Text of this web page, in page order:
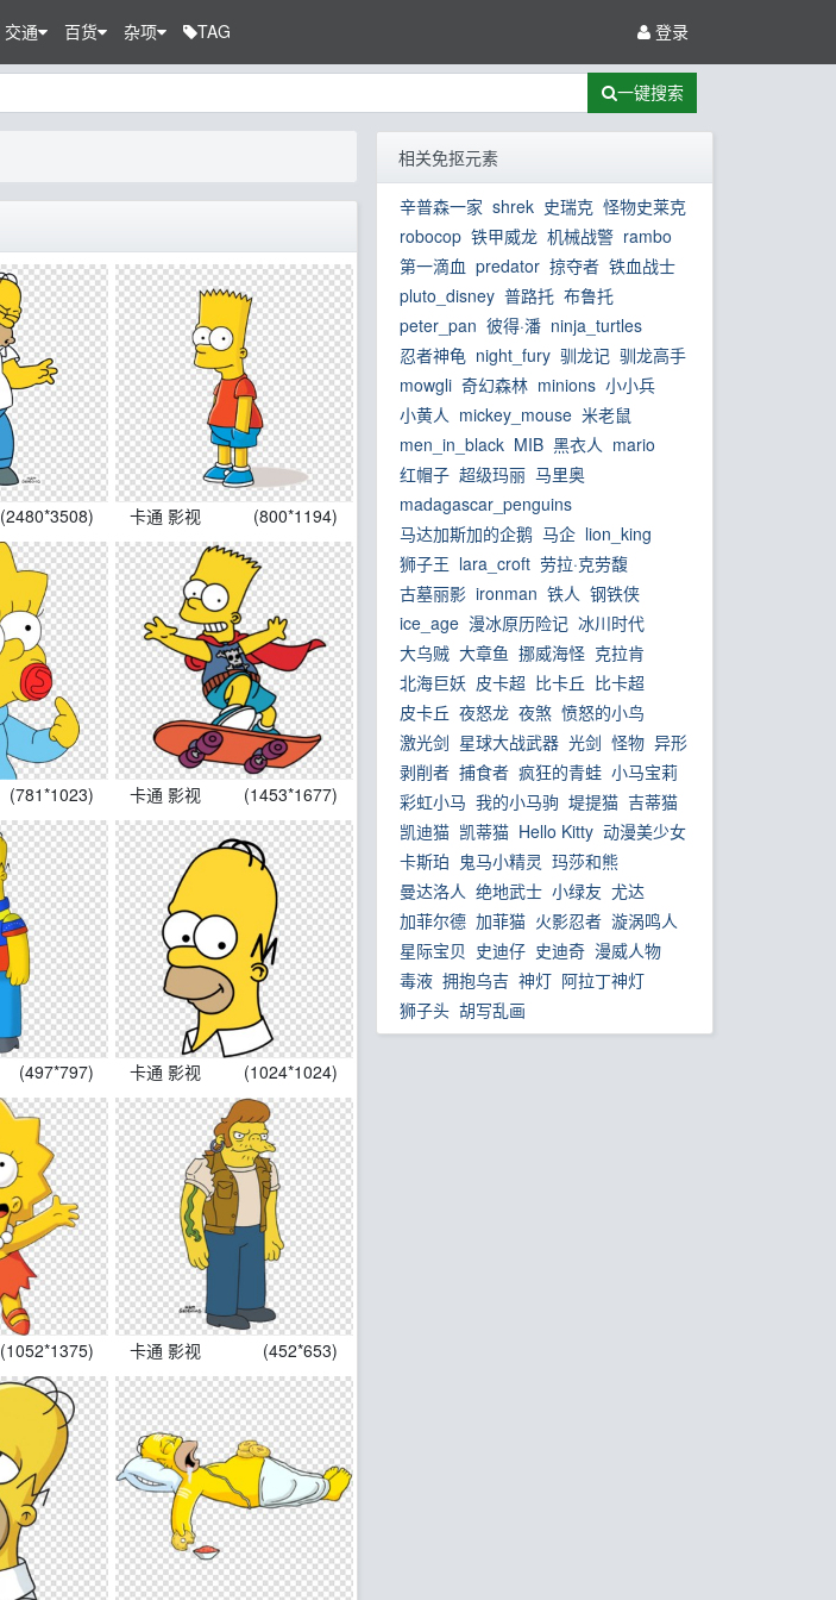
交通 百货 杂项 TAG 登录
一键搜索
(2480*3508) 卡通 影视 (800*1194)
(781*1023) 卡通 影视 (1453*1677)
(497*797) 卡通 影视 (1024*1024)
(1052*1375) 卡通 影视 (452*653)
相关免抠元素
辛普森一家 shrek 史瑞克 怪物史莱克
robocop 铁甲威龙 机械战警 rambo
第一滴血 predator 掠夺者 铁血战士
pluto_disney 普路托 布鲁托
peter_pan 彼得·潘 ninja_turtles
忍者神龟 night_fury 驯龙记 驯龙高手
mowgli 奇幻森林 minions 小小兵
小黄人 mickey_mouse 米老鼠
men_in_black MIB 黑衣人 mario
红帽子 超级玛丽 马里奥
madagascar_penguins
马达加斯加的企鹅 马企 lion_king
狮子王 lara_croft 劳拉·克劳馥
古墓丽影 ironman 铁人 钢铁侠
ice_age 漫冰原历险记 冰川时代
大乌贼 大章鱼 挪威海怪 克拉肯
北海巨妖 皮卡超 比卡丘 比卡超
皮卡丘 夜怒龙 夜煞 愤怒的小鸟
激光剑 星球大战武器 ‌光剑 怪物 ‌异形
剥削者 ‌捕食者 ‌疯狂的青蛙 小马宝莉
彩虹小马 ‌我的小马驹 堤提猫 吉蒂猫
凯迪猫 凯蒂猫 Hello Kitty 动漫美少女
卡斯珀 鬼马小精灵 玛莎和熊
曼达洛人 绝地武士 小绿友 尤达
加菲尔德 加菲猫 火影忍者 漩涡鸣人
星际宝贝 史迪仔 史迪奇 漫威人物
毒液 拥抱乌吉 神灯 阿拉丁神灯
狮子头 胡写乱画